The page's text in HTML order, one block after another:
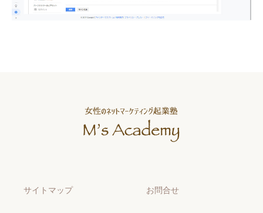
サイトマップ お問合せ